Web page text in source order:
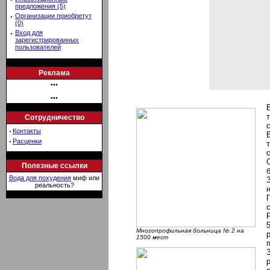
предложения (5)
· Организации приобретут
(0)
· Вход для
зарегистрированных
пользователей
Реклама
•••
•••
Сотрудничество
· Контакты
· Расценки
Полезные ссылки
Вода для похудения миф или
реальность?
Многопрофильная больница № 2 на
1500 мест